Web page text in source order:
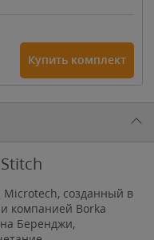
1 615₽
1 900₽1 900₽
Купить комплект
Microtech, созданный в
компанией Borka
Беренджи,